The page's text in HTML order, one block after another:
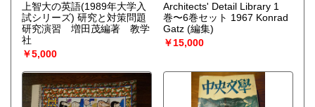
上智大の英語(1989年大学入
試シリーズ) 研究と対策問題
研究演習 増田茂編著 教学
社
￥5,000
Architects' Detail Library 1
巻〜6巻セット 1967 Konrad
Gatz (編集)
￥15,000